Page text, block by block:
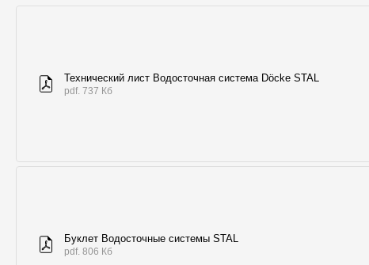
Технический лист Водосточная система Döcke STAL
pdf. 737 Кб
Буклет Водосточные системы STAL
pdf. 806 Кб